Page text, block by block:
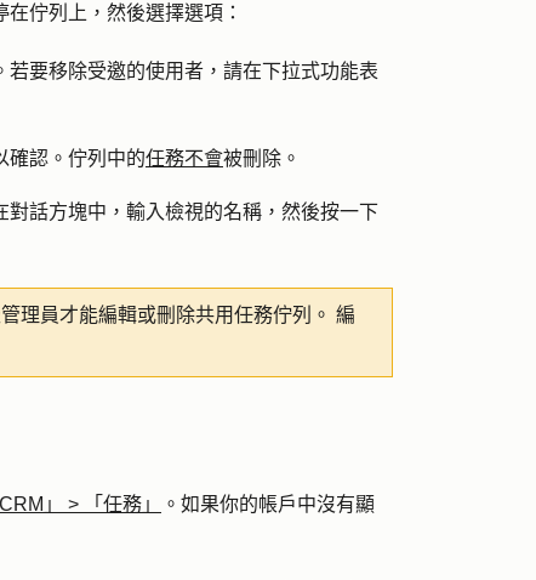
佇列上，然後選擇選項：
若要移除受邀的使用者，請在下拉式功能表
確認。佇列中的任務不會被刪除。
對話方塊中，輸入檢視的名稱 ，然後按一下
理員才能編輯或刪除共用任務佇列。 編
CRM」 > 「任務」
。如果你的帳戶中沒有顯